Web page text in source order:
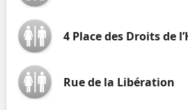
4 Place des Droits de
Rue de la Libération